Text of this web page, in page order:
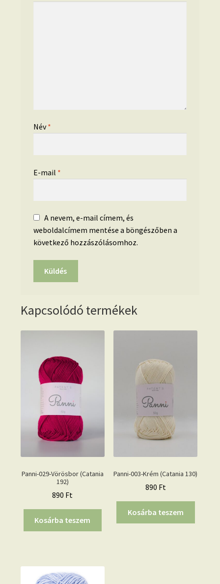
Név*
E-mail *
A nevem, e-mail címem, és
weboldalcímem mentése a böngészőben a
következő hozzászólásomhoz.
Kapcsolódó termékek
Panni-029-Vörösbor (Catania
192)
890 Ft
Kosárba teszem
Panni-003-Krém (Catania 130)
890 Ft
Kosárba teszem